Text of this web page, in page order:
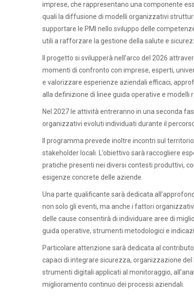
imprese, che rappresentano una componente
quali la diffusione di modelli organizzativi
supportare le PMI nello sviluppo delle
utili a rafforzare la gestione della salute e
Il progetto si svilupperà nell’arco del 2026
momenti di confronto con imprese, esperti,
e valorizzare esperienze aziendali efficaci,
alla definizione di linee guida operative e modelli
Nel 2027 le attività entreranno in una seconda
organizzativi evoluti individuati durante il
Il programma prevede inoltre incontri sul
stakeholder locali. L’obiettivo sarà raccogliere
pratiche presenti nei diversi contesti produttivi,
esigenze concrete delle aziende.
Una parte qualificante sarà dedicata
non solo gli eventi, ma anche i fattori
delle cause consentirà di individuare aree di
guida operative, strumenti metodologici e
Particolare attenzione sarà dedicata al
capaci di integrare sicurezza, organizzazione
strumenti digitali applicati al monitoraggio,
miglioramento continuo dei processi aziendali.